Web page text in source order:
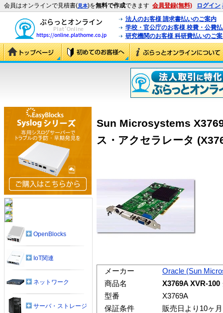
会員はオンラインで見積書(見本)を無料で作成できます 会員登録(無料) ログイン
法人のお客様 請求書払いのご案内
学校・官公庁のお客様 校費・公費
研究機関のお客様 科研費払いのご
Sun Microsystems
ス・アクセラレータ
メーカー
Oracle (Sun
商品名
X3769A XVR-
型番
X3769A
保証条件
販売日より10ヶ
OpenBlocks
IoT関連
ネットワーク
サーバ・ストレージ